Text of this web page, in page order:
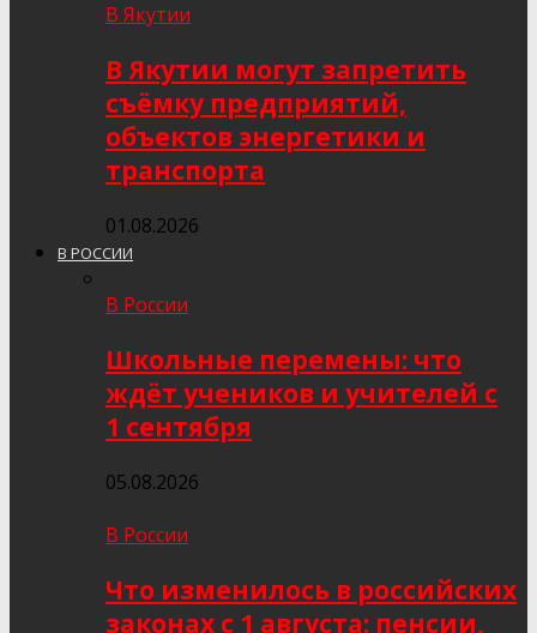
В Якутии
В Якутии могут запретить
съёмку предприятий,
объектов энергетики и
транспорта
01.08.2026
В РОССИИ
В России
Школьные перемены: что
ждёт учеников и учителей с
1 сентября
05.08.2026
В России
Что изменилось в российских
законах с 1 августа: пенсии,